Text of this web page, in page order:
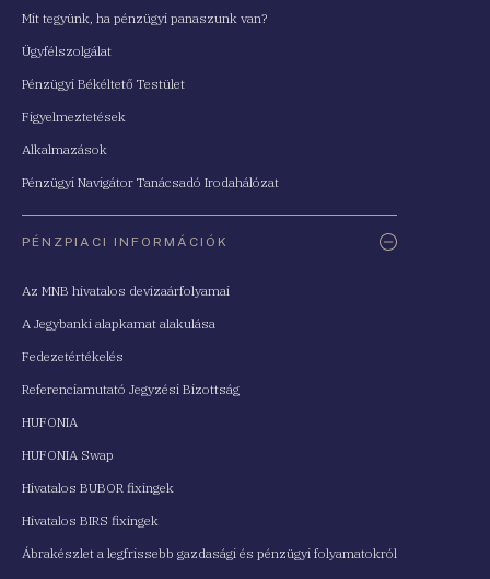
Mit tegyünk, ha pénzügyi panaszunk van?
Ügyfélszolgálat
Pénzügyi Békéltető Testület
Figyelmeztetések
Alkalmazások
Pénzügyi Navigátor Tanácsadó Irodahálózat
PÉNZPIACI INFORMÁCIÓK
Az MNB hivatalos devizaárfolyamai
A Jegybanki alapkamat alakulása
Fedezetértékelés
Referenciamutató Jegyzési Bizottság
HUFONIA
HUFONIA Swap
Hivatalos BUBOR fixingek
Hivatalos BIRS fixingek
Ábrakészlet a legfrissebb gazdasági és pénzügyi folyamatokról